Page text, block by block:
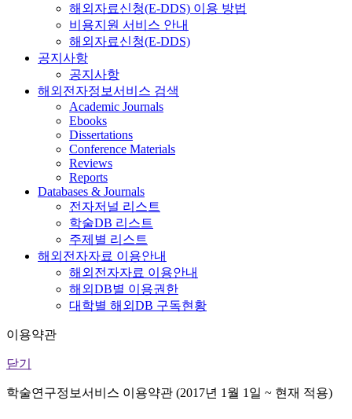
해외자료신청(E-DDS) 이용 방법
비용지원 서비스 안내
해외자료신청(E-DDS)
공지사항
공지사항
해외전자정보서비스 검색
Academic Journals
Ebooks
Dissertations
Conference Materials
Reviews
Reports
Databases & Journals
전자저널 리스트
학술DB 리스트
주제별 리스트
해외전자자료 이용안내
해외전자자료 이용안내
해외DB별 이용권한
대학별 해외DB 구독현황
이용약관
닫기
학술연구정보서비스 이용약관 (2017년 1월 1일 ~ 현재 적용)